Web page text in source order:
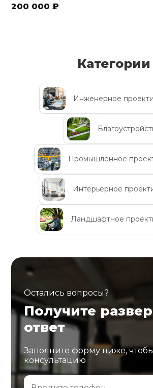
200 000 ₽
Категории
Инженерное
Промышленное
Интерьерное
Ландшафтное
Остались вопросы?
Получите
ответ
Заполните форму ниже,
консультацию